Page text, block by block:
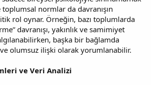
normlar da davranışın
rol oynar. Örneğin, bazı toplumlarda
davranışı, yakınlık ve samimiyet
başka bir bağlamda
olumsuz ilişki olarak yorumlanabilir.
ve Veri Analizi